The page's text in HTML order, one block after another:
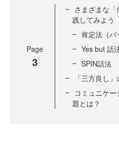
Page
3
さまざまな
践してみよう
肯定法（バ
Yes but 話
SPIN話法
「三方良し
コミュニケ
題とは？